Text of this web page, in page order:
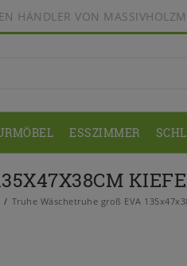
HÄNDLER VON
ESSZIMMER
Truhe Wäschetruhe groß EVA